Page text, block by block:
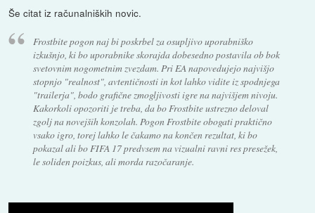
Še citat iz računalniških novic.
Frostbite pogon naj bi poskrbel za osupljivo uporabniško
izkušnjo, ki bo uporabnike skorajda dobesedno postavila ob bok
svetovnim nogometnim zvezdam. Pri EA napovedujejo najvišjo
stopnjo "realnost", avtentičnosti in kot lahko vidite iz spodnjega
"trailerja", bodo grafične zmogljivosti igre na najvišjem nivoju.
Kakorkoli opozoriti je treba, da bo Frostbite ustrezno deloval
zgolj na novejših konzolah. Pogon Frostbite obogati praktično
vsako igro, torej lahko le čakamo na končen rezultat, ki bo
pokazal ali bo FIFA 17 predvsem na vizualni ravni res presežek,
le soliden poizkus, ali morda razočaranje.